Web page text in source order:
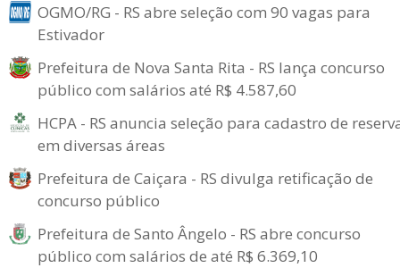
OGMO/RG - RS abre seleção com 90 vagas para
Estivador
Prefeitura de Nova Santa Rita - RS lança concurso
público com salários até R$ 4.587,60
HCPA - RS anuncia seleção para cadastro de
em diversas áreas
Prefeitura de Caiçara - RS divulga retificação de
concurso público
Prefeitura de Santo Ângelo - RS abre concurso
público com salários de até R$ 6.369,10